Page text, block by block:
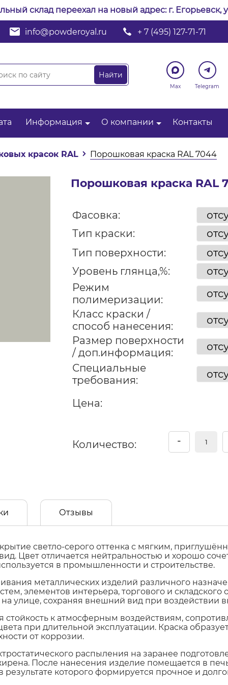
склад переехал на новый адрес: г. Егорьевск,
info@powderoyal.ru + 7 (495) 127-71-71
Max Telegram
Информация О компании Контакты
красок RAL Порошковая краска RAL 7044
Порошковая краска RAL
Фасовка:
Тип краски:
Тип поверхности:
Уровень глянца,%:
Режим
полимеризации:
Класс краски /
способ нанесения:
Размер поверхности
/ доп.информация:
Специальные
требования:
Цена:
Количество: -
Отзывы
светло-серого оттенка с мягким,
Цвет отличается нейтральностью и хорошо
в промышленности и строительстве.
металлических изделий различного
элементов интерьера, торгового и
улице, сохраняя внешний вид при воздействии
к атмосферным воздействиям,
при длительной эксплуатации. Краска
от коррозии.
распыления на заранее
После нанесения изделие помещается в
которого формируется прочное и